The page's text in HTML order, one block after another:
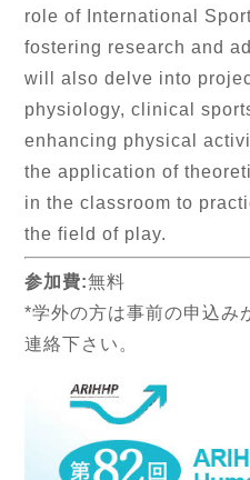
role of International
fostering research and
will also delve into
physiology, clinical
enhancing physical
the application of
in the classroom to
the field of play.
参加費:無料
*学外の方は事前の申込み
連絡下さい。